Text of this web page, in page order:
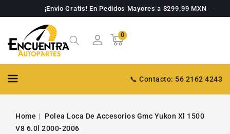
¡Envío Gratis! En Pedidos Mayores a $299.99 MXN
Carrito
00
artículos
📞 Contacto: 56 2162 4243
Home
Polea Loca De Accesorios Gmc Yukon Xl 1500
V8 6.0l 2000-2006